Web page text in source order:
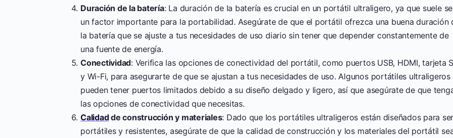
Duración de la batería: La duración de la batería es crucial en un portátil ultraligero, ya que suele
un factor importante para la portabilidad. Asegúrate de que el portátil ofrezca una buena duración
la batería que se ajuste a tus necesidades de uso diario sin tener que depender constantemente de
una fuente de energía.
Conectividad: Verifica las opciones de conectividad del portátil, como puertos USB, HDMI, tarjeta
y Wi-Fi, para asegurarte de que se ajustan a tus necesidades de uso. Algunos portátiles ultraligeros
pueden tener puertos limitados debido a su diseño delgado y ligero, así que asegúrate de que
las opciones de conectividad que necesitas.
Calidadde construcción y materiales: Dado que los portátiles ultraligeros están diseñados para
portátiles y resistentes, asegúrate de que la calidad de construcción y los materiales del portátil